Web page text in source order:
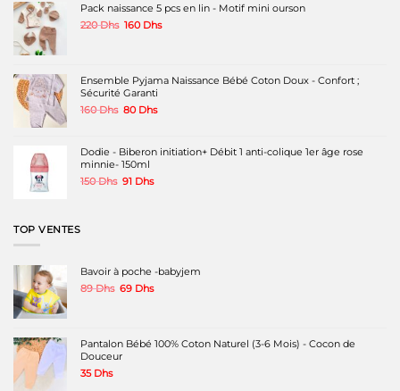
être
choisies
produit
être
du
du
Pack naissance 5 pcs en lin - Motif mini ourson
220Dhs Le
160 DhsLe
Ensemble Pyjama Naissance Bébé Coton Doux - Confort ;
Sécurité Garanti
160Dhs Le
était :
160 Dhs.
80 DhsLe
est :
80 Dhs.
Dodie - Biberon initiation+ Débit 1 anti-colique 1er âge rose
minnie- 150ml
150Dhs Le
91 DhsLe
TOP VENTES
Bavoir à poche -babyjem
89Dhs Le
89 Dhs.
69 DhsLe
69 Dhs.
Pantalon Bébé 100% Coton Naturel (3-6 Mois) - Cocon de
Douceur
35 Dhs